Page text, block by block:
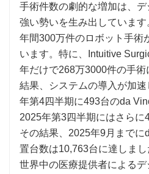
手術件数の劇的な増加は、
強い勢いを生み出していま
年間300万件のロボット手術
います。特に、Intuitive
年だけで268万3000件の手
結果、システムの導入が加
年第4四半期に493台のda
2025年第3四半期にはさらに
その結果、2025年9月までに
置台数は10,763台に達しまし
世界中の医療提供者による